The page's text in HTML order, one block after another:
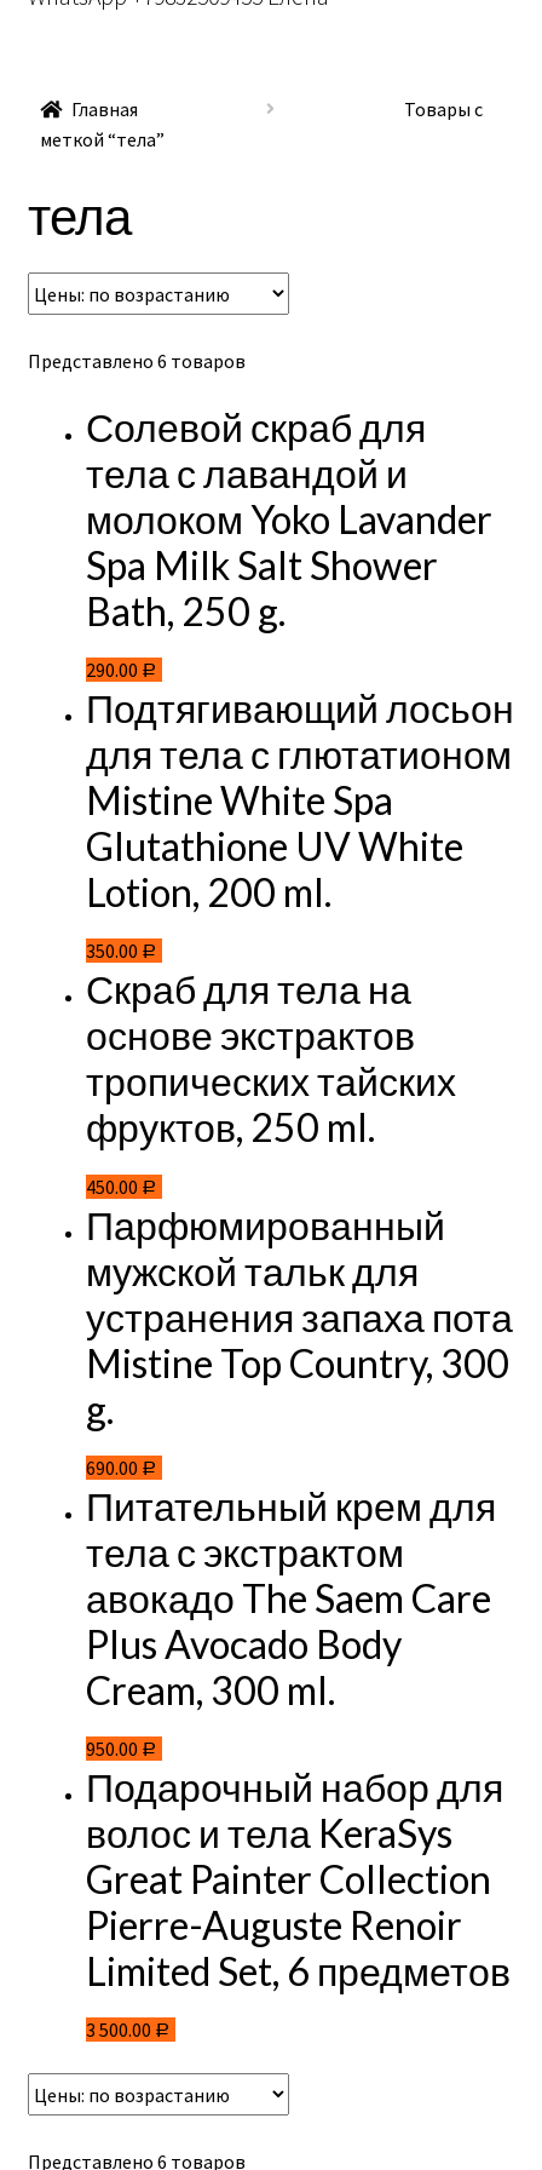
Главная
Товары с
меткой “тела”
тела
Представлено 6 товаров
Солевой скраб для
тела с лавандой и
молоком Yoko Lavander
Spa Milk Salt Shower
Bath, 250 g.
290.00 Р
Подтягивающий лосьон
для тела с глютатионом
Mistine White Spa
Glutathione UV White
Lotion, 200 ml.
350.00 Р
Скраб для тела на
основе экстрактов
тропических тайских
фруктов, 250 ml.
450.00 Р
Парфюмированный
мужской тальк для
устранения запаха пота
Mistine Top Country, 300
g.
690.00 Р
Питательный крем для
тела с экстрактом
авокадо The Saem Care
Plus Avocado Body
Cream, 300 ml.
950.00 Р
Подарочный набор для
волос и тела KeraSys
Great Painter Collection
Pierre-Auguste Renoir
Limited Set, 6 предметов
3 500.00 Р
Представлено 6 товаров